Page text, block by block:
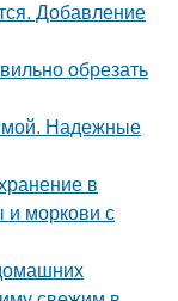
Добавление
обрезать
Надежные
в
и моркови с